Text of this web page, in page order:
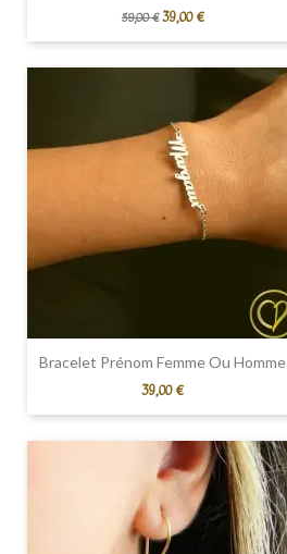
Prix
de
59,00 € Prix
39,00 €
Bracelet Prénom Femme Ou Homme
Prix
39,00 €